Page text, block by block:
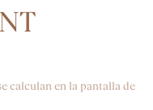
calculan en la pantalla de